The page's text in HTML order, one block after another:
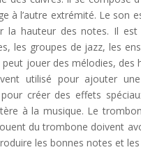
à l’autre extrémité. Le son
la hauteur des notes. Il
les groupes de jazz, les
jouer des mélodies,
utilisé pour ajouter
créer des effets
à la musique. Le
du trombone doivent
les bonnes notes et